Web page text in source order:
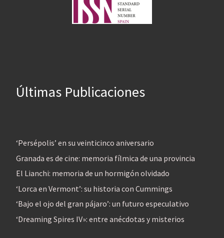
Últimas Publicaciones
‘Persépolis’ en su veinticinco aniversario
Granada es de cine: memoria fílmica de una provincia
El Lianchi: memoria de un hormigón olvidado
‘Lorca en Vermont’: su historia con Cummings
‘Bajo el ojo del gran pájaro’: un futuro especulativo
‘Dreaming Spires IV»: entre anécdotas y misterios